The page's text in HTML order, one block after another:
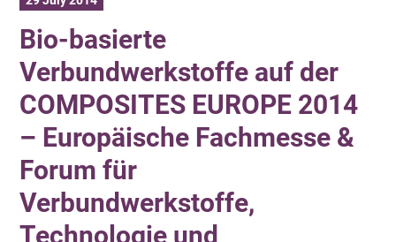
Bio-basierte
Verbundwerkstoffe auf der
COMPOSITES EUROPE 2014
– Europäische Fachmesse &
Forum für
Verbundwerkstoffe,
Technologie und